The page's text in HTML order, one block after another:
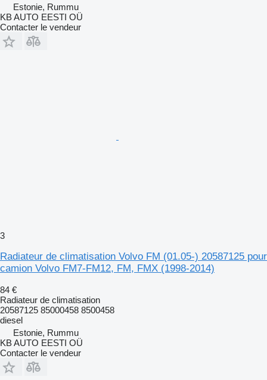
Estonie, Rummu
KB AUTO EESTI OÜ
Contacter le vendeur
3
Radiateur de climatisation Volvo FM (01.05-) 20587125 pour
camion Volvo FM7-FM12, FM, FMX (1998-2014)
84 €
Radiateur de climatisation
20587125 85000458 8500458
diesel
Estonie, Rummu
KB AUTO EESTI OÜ
Contacter le vendeur